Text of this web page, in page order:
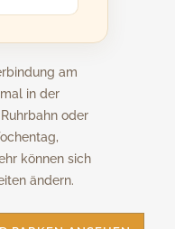
am
in der
oder
können sich
ändern.